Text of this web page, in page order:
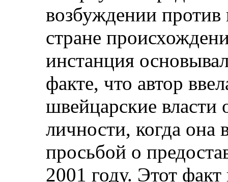
возбуждении против
стране
инстанция
факте, что автор
швейцарские власти
личности, когда она
просьбой о
2001 году. Этот